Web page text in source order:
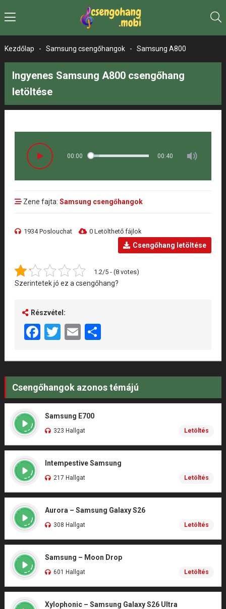
Kezdőlap - Samsung csengőhangok - Samsung A800
Ingyenes Samsung A800 csengőhang
letöltése
00:00 00:40
Zene fajta: Samsung csengőhangok
1934 Poslouchat 0 Letölthető fájlok
Csengőhang letöltése
1.2/5 - (8 votes)
Szerintetek jó ez a csengőhang?
Részvétel:
Facebook
Twitter
EmailShare
Csengőhangok azonos témájú
Samsung E700
323 Hallgat Letöltés
Intempestive Samsung
217 Hallgat Letöltés
Aurora – Samsung Galaxy S26
308 Hallgat Letöltés
Samsung – Moon Drop
601 Hallgat Letöltés
Xylophonic – Samsung Galaxy S26 Ultra